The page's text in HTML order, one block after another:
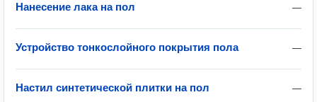
—
Нанесение лака на пол
—
Устройство тонкослойного покрытия пола
—
Настил синтетической плитки на пол